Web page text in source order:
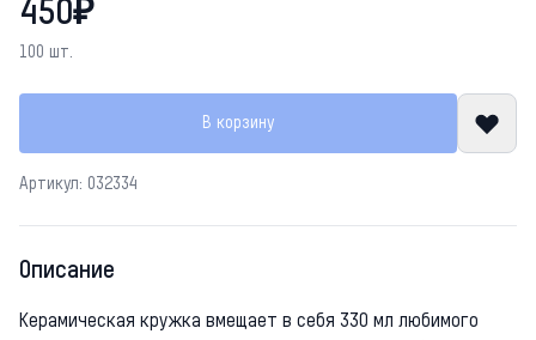
450₽
100 шт.
В корзину
Артикул: 032334
Описание
Керамическая кружка вмещает в себя 330 мл любимого